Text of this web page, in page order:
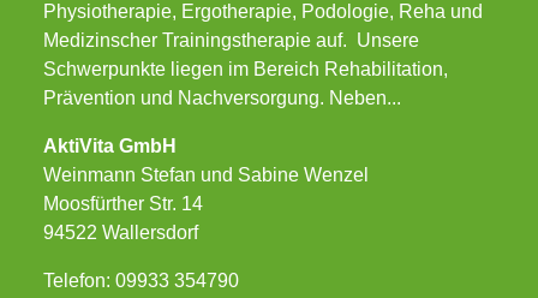
Physiotherapie, Ergotherapie, Podologie, Reha und
Medizinscher Trainingstherapie auf. Unsere
Schwerpunkte liegen im Bereich Rehabilitation,
Prävention und Nachversorgung. Neben...
AktiVita GmbH
Weinmann Stefan und Sabine Wenzel
Moosfürther Str. 14
94522 Wallersdorf
Telefon: 09933 354790